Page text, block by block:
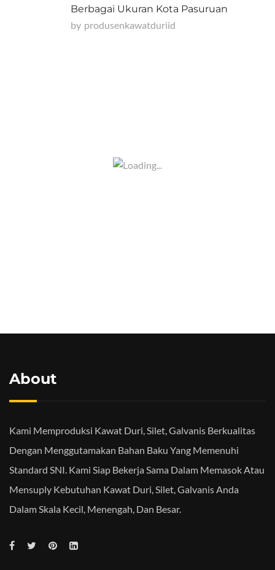
Berbagai Ukuran Kota Pasuruan
by Produsenkawatduriid
About
Kami Memproduksi Kawat Duri, Silet, Galvanis Berkualitas
Dengan Menggutamakan Bahan Baku Yang Memenuhi
Standard SNI. Kami Siap Bekerja Sama Dalam Memasok Atau
Mensuply Kebutuhan Kawat Duri, Silet, Galvanis Anda
Dalam Skala Kecil, Menengah, Dan Besar.